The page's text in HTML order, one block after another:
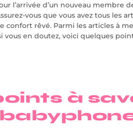
l’arrivée d’un nouveau membre
vous que vous avez tous les
confort rêvé. Parmi les articles à
vous en doutez, voici quelques
à